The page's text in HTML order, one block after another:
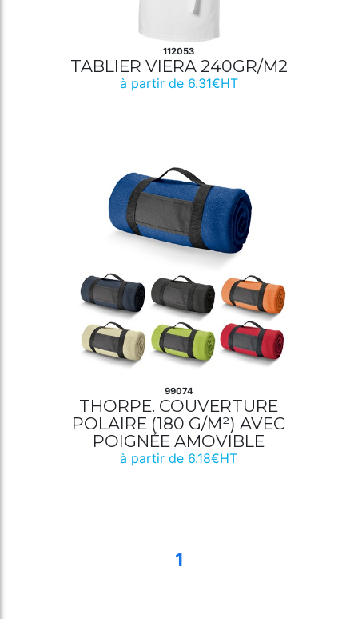
112053
TABLIER VIERA 240GR/M2
à partir de 6.31€HT
99074
THORPE. COUVERTURE
POLAIRE (180 G/M²) AVEC
POIGNÉE AMOVIBLE
à partir de 6.18€HT
1